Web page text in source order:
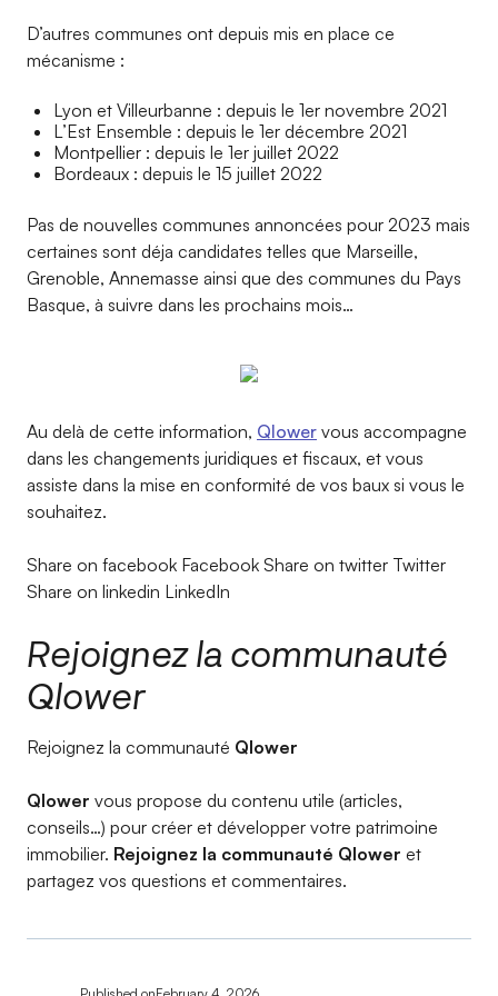
D’autres communes ont depuis mis en place ce
mécanisme :
Lyon et Villeurbanne : depuis le 1er novembre 2021
L’Est Ensemble : depuis le 1er décembre 2021
Montpellier : depuis le 1er juillet 2022
Bordeaux : depuis le 15 juillet 2022
Pas de nouvelles communes annoncées pour 2023 mais
certaines sont déja candidates telles que Marseille,
Grenoble, Annemasse ainsi que des communes du Pays
Basque, à suivre dans les prochains mois…
Au delà de cette information, Qlower vous accompagne
dans les changements juridiques et fiscaux, et vous
assiste dans la mise en conformité de vos baux si vous le
souhaitez.
Share on facebook Facebook Share on twitter Twitter
Share on linkedin LinkedIn
Rejoignez la communauté
Qlower
Rejoignez la communauté Qlower
Qlower vous propose du contenu utile (articles,
conseils…) pour créer et développer votre patrimoine
immobilier. Rejoignez la communauté Qlower et
partagez vos questions et commentaires.